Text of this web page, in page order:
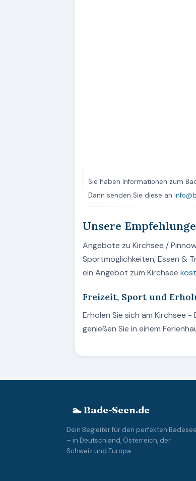
Sie haben Informationen zum
Dann senden Sie diese an
Unsere
Angebote zu Kirchsee /
Sportmöglichkeiten, Essen &
ein Angebot zum Kirchsee
Freizeit, Sport und
Erholen Sie sich am Kirchsee
genießen Sie in einem
🏊 Bade-Seen.de
Dein Begleiter für den perfekten Badesee
– in Deutschland, Österreich, der
Schweiz und Europa.